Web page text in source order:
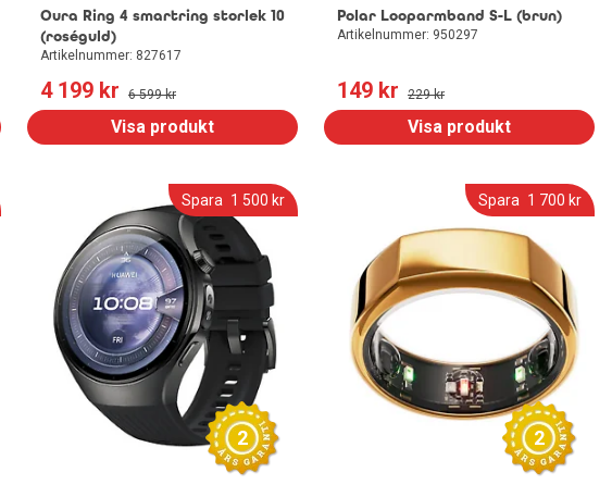
Oura Ring 4 smartring storlek 10
(roséguld)
Artikelnummer: 827617
4 199 kr 6 599 kr
Visa produkt
Polar Looparmband S-L (brun)
Artikelnummer: 950297
149 kr 229 kr
Visa produkt
Spara 1 500 kr
2
Spara 1 700 kr
2